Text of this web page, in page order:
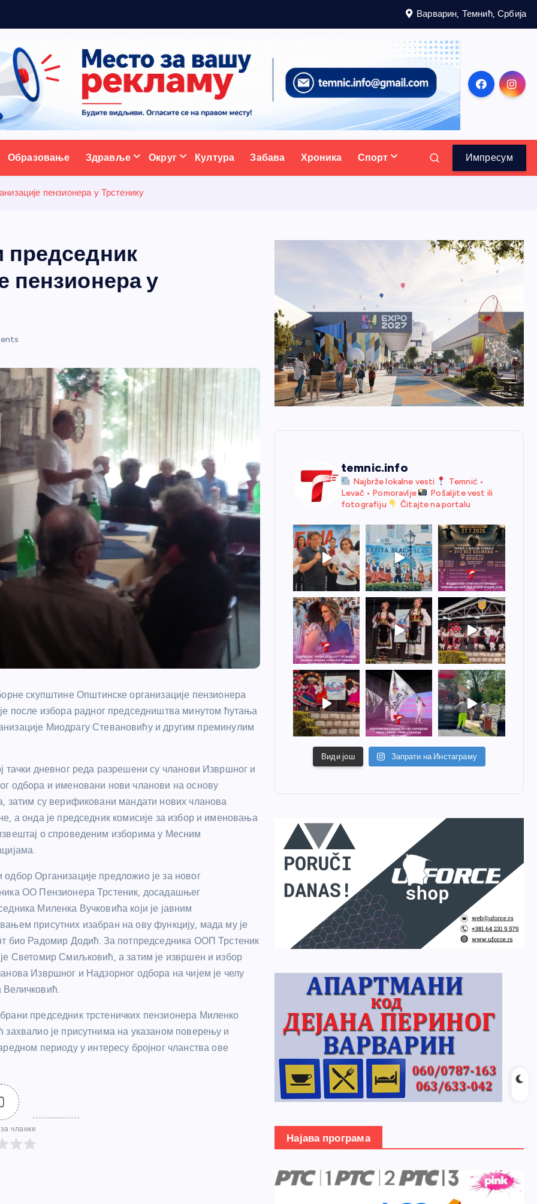
Варварин, Темнић, Србија
портал
Образовање Здравље Округ Култура Забава Хроника Спорт Импресум
пензионера у Трстенику
пензионера у
скупштине Општинске организације пензионера
после избора радног председништва минутом ћутања
Миодрагу Стевановићу и другим преминулим
тачки дневног реда разрешени су чланови Извршног и
одбора и именовани нови чланови на основу
затим су верификовани мандати нових чланова
а онда је председник комисије за избор и именовања
о спроведеним изборима у Месним
Организације предложио је за новог
ОО Пензионера Трстеник, досадашњег
Миленка Вучковића који је јавним
присутних изабран на ову функцију, мада му је
био Радомир Додић. За потпредседника ООП Трстеник
Светомир Смиљковић, а затим је извршен и избор
Извршног и Надзорног одбора на чијем је челу
председник трстеничких пензионера Миленко
захвалио је присутнима на указаном поверењу и
периоду у интересу бројног чланства ове
чланке
temnic.info
Najbrže lokalne vesti
Temnić •
Levač • Pomoravlje
Pošaljite vest ili
fotografiju
Čitajte na portalu
Види још Запрати на Инстаграму
Најава програма